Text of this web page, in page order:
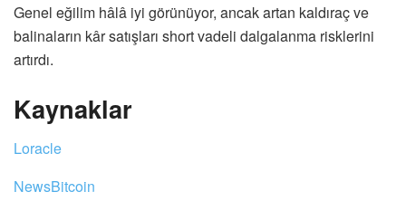
Genel eğilim hâlâ iyi görünüyor, ancak artan kaldıraç ve
balinaların kâr satışları short vadeli dalgalanma risklerini
artırdı.
Kaynaklar
Loracle
NewsBitcoin